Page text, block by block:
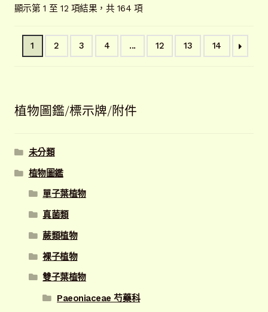
顯示第 1 至 12 項結果，共 164 項依
新
1 2 3 4 ... 12 13 14
植物圖鑑/標示牌/附件
未分類
植物圖鑑
單子葉植物
真菌類
蕨類植物
裸子植物
雙子葉植物
Paeoniaceae 芍藥科